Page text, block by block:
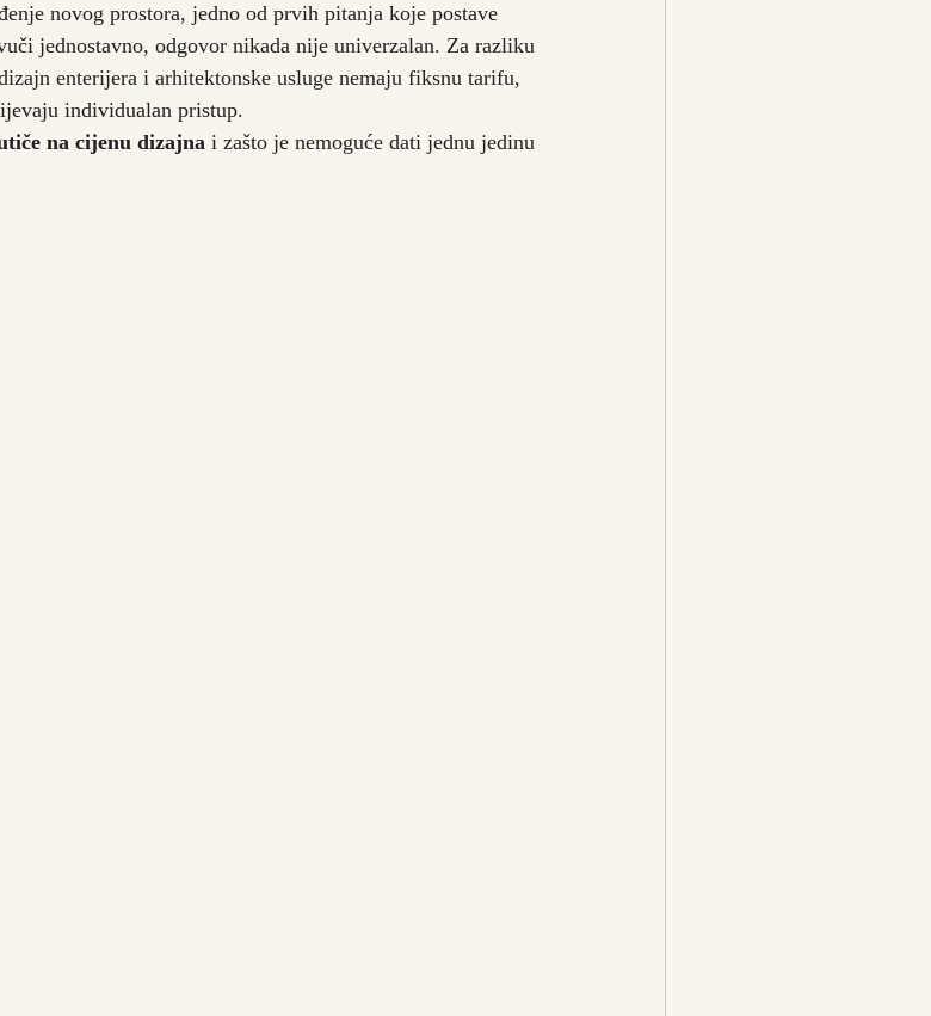
novog prostora, jedno od prvih pitanja koje postave
jednostavno, odgovor nikada nije univerzalan. Za razliku
enterijera i arhitektonske usluge nemaju fiksnu tarifu,
individualan pristup.
na cijenu dizajna i zašto je nemoguće dati jednu jedinu